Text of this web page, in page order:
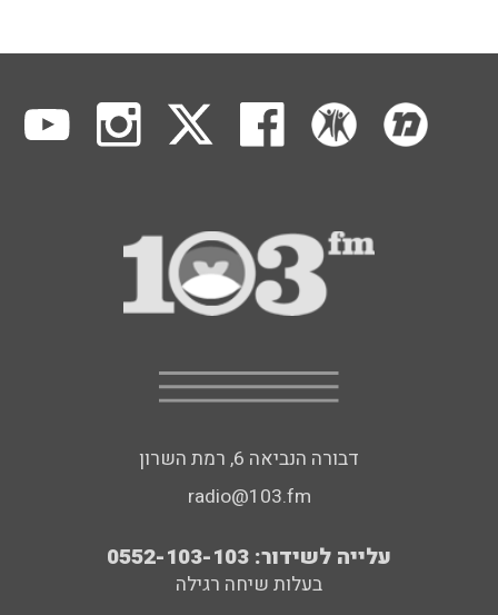
דבורה הנביאה 6, רמת השרון
radio@103.fm
עלייה לשידור: 0552-103-103
בעלות שיחה רגילה